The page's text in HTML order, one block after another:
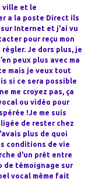
ville et le
a la poste Direct ils
Internet et j'ai vu
pour reçu mon
Je dors plus, je
peux plus avec ma
mais je veux tout
si ce sera possible
me croyez pas, ça
ou vidéo pour
!Je me suis
de rester chez
plus de quoi
conditions de vie
d'un prêt entre
de témoignage sur
vocal même fait